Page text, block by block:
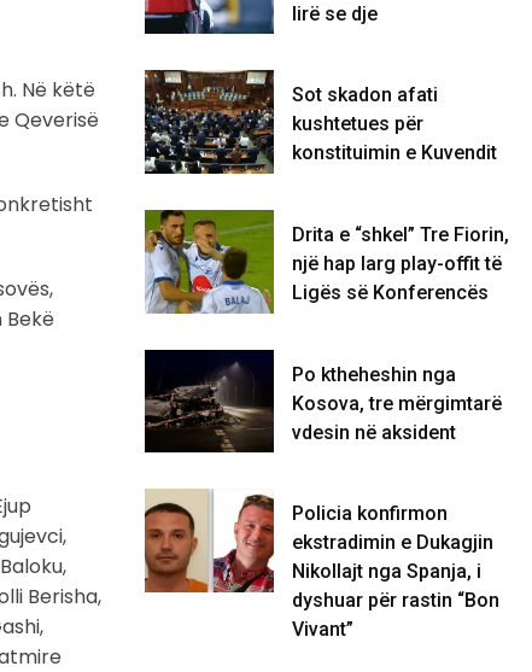
Në këtë
Qeverisë
Berisha,
lirë se dje
Sot skadon afati
kushtetues për
konstituimin e Kuvendit
Drita e “shkel” Tre Fiorin,
një hap larg play-offit të
Ligës së Konferencës
Po ktheheshin nga
Kosova, tre mërgimtarë
vdesin në aksident
Policia konfirmon
ekstradimin e Dukagjin
Nikollajt nga Spanja, i
dyshuar për rastin “Bon
Vivant”